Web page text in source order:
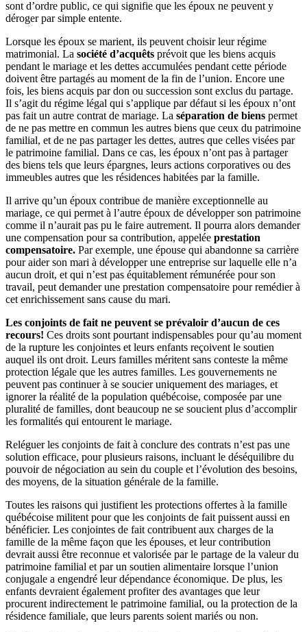
sont d’ordre public, ce qui signifie que les époux ne peuvent y
déroger par simple entente.
Lorsque les époux se marient, ils peuvent choisir leur régime
matrimonial. La société d’acquêts prévoit que les biens acquis
pendant le mariage et les dettes accumulées pendant cette période
doivent être partagés au moment de la fin de l’union. Encore une
fois, les biens acquis par don ou succession sont exclus du partage.
Il s’agit du régime légal qui s’applique par défaut si les époux n’ont
pas fait un autre contrat de mariage. La séparation de biens permet
de ne pas mettre en commun les autres biens que ceux du patrimoine
familial, et de ne pas partager les dettes, autres que celles visées par
le patrimoine familial. Dans ce cas, les époux n’ont pas à partager
des biens tels que leurs épargnes, leurs actions corporatives ou des
immeubles autres que les résidences habitées par la famille.
Il arrive qu’un époux contribue de manière exceptionnelle au
mariage, ce qui permet à l’autre époux de développer son patrimoine
comme il n’aurait pas pu le faire autrement. Il pourra alors demander
une compensation pour sa contribution, appelée prestation
compensatoire. Par exemple, une épouse qui abandonne sa carrière
pour aider son mari à développer une entreprise sur laquelle elle n’a
aucun droit, et qui n’est pas équitablement rémunérée pour son
travail, peut demander une prestation compensatoire pour remédier à
cet enrichissement sans cause du mari.
Les conjoints de fait ne peuvent se prévaloir d’aucun de ces
recours! Ces droits sont pourtant indispensables pour qu’au moment
de la rupture les conjointes et leurs enfants reçoivent le soutien
auquel ils ont droit. Leurs familles méritent sans conteste la même
protection légale que les autres familles. Les gouvernements ne
peuvent pas continuer à se soucier uniquement des mariages, et
ignorer la réalité de la population québécoise, composée par une
pluralité de familles, dont beaucoup ne se soucient plus d’accomplir
les formalités qui entourent le mariage.
Reléguer les conjoints de fait à conclure des contrats n’est pas une
solution efficace, pour plusieurs raisons, incluant le déséquilibre du
pouvoir de négociation au sein du couple et l’évolution des besoins,
des moyens, de la situation générale de la famille.
Toutes les raisons qui justifient les protections offertes à la famille
québécoise militent pour que les conjoints de fait puissent aussi en
bénéficier. Les conjointes de fait contribuent aux charges de la
famille de la même façon que les épouses, et leur contribution
devrait aussi être reconnue et valorisée par le partage de la valeur du
patrimoine familial et par un soutien alimentaire lorsque l’union
conjugale a engendré leur dépendance économique. De plus, les
enfants devraient également profiter des avantages que leur
procurent indirectement le patrimoine familial, ou la protection de la
résidence familiale, que leurs parents soient mariés ou non.